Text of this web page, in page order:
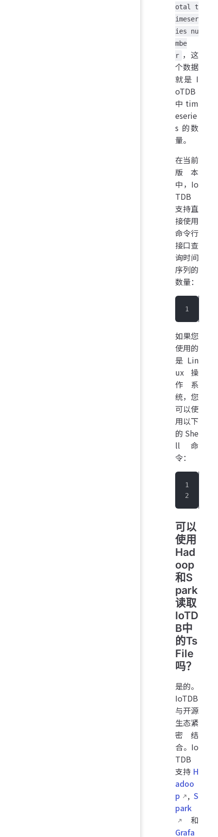
otal t
imeser
ies nu
mbe
r ，这
个数据
就是 I
oTDB
中 tim
eserie
s 的数
量。
在当前
版本
中，Io
TDB
支持直
接使用
命令行
接口查
询时间
序列的
数量：
如果您
使用的
是 Lin
ux 操
作系
统，您
可以使
用以下
的 She
ll 命
令：
可以
使用
Had
oop
和S
park
读取
IoTD
B中
的Ts
File
吗？
是的。
IoTDB
与开源
生态紧
密结
合。Io
TDB
支持 H
adoo
p
, S
park
和
Grafa